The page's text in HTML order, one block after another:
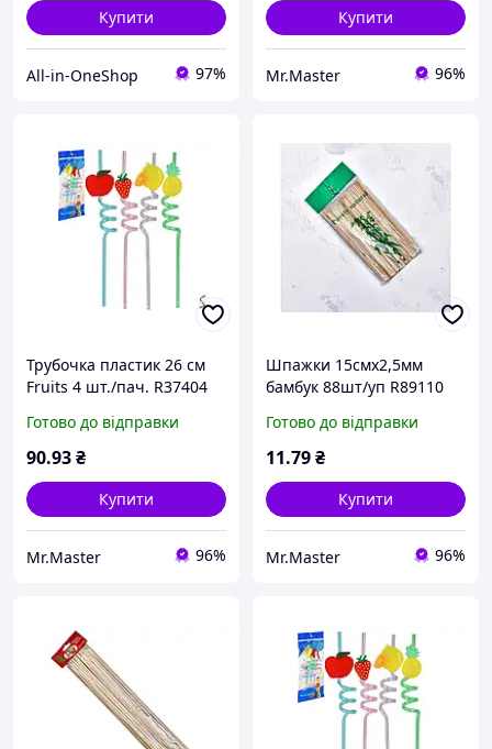
Купити
All-in-OneShop 97%
Купити
Mr.Master 96%
Трубочка пластик 26 см
Fruits 4 шт./пач. R37404
Готово до відправки
90.93₴
Купити
Mr.Master 96%
Шпажки 15смх2,5мм
бамбук 88шт/уп R89110
Готово до відправки
11.79₴
Купити
Mr.Master 96%